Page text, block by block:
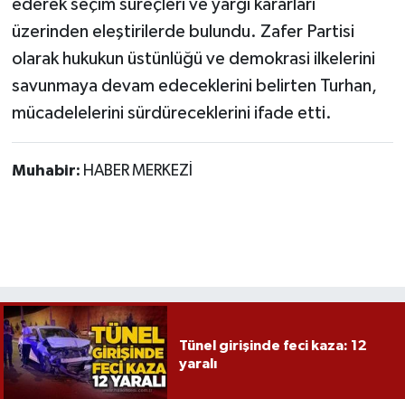
ederek seçim süreçleri ve yargı kararları
üzerinden eleştirilerde bulundu. Zafer Partisi
olarak hukukun üstünlüğü ve demokrasi ilkelerini
savunmaya devam edeceklerini belirten Turhan,
mücadelelerini sürdüreceklerini ifade etti.
Muhabir: HABER MERKEZİ
Tünel girişinde feci kaza: 12
yaralı